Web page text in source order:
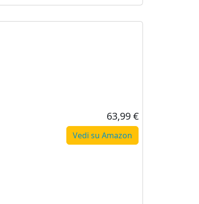
63,99 €
Vedi su Amazon